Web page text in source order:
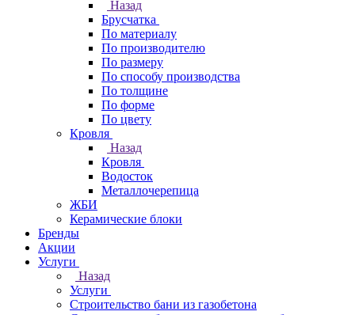
Назад
Брусчатка
По материалу
По производителю
По размеру
По способу производства
По толщине
По форме
По цвету
Кровля
Назад
Кровля
Водосток
Металлочерепица
ЖБИ
Керамические блоки
Бренды
Акции
Услуги
Назад
Услуги
Строительство бани из газобетона